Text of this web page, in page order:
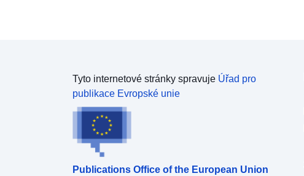
Tyto internetové stránky spravuje Úřad pro
publikace Evropské unie
Publications Office of the European Union